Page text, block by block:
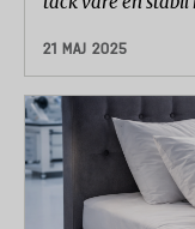
21 MAJ 2025